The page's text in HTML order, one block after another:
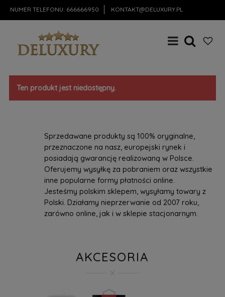
NUMER TELEFONU: 666666950 KONTAKT@DELUXURY.PL
Ten produkt jest niedostępny.
Sprzedawane produkty są 100% oryginalne,
przeznaczone na nasz, europejski rynek i
posiadają gwarancję realizowaną w Polsce.
Oferujemy wysyłkę za pobraniem oraz wszystkie
inne popularne formy płatności online.
Jesteśmy polskim sklepem, wysyłamy towary z
Polski. Działamy nieprzerwanie od 2007 roku,
zarówno online, jak i w sklepie stacjonarnym.
AKCESORIA